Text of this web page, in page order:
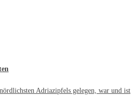
Adriazipfels gelegen, war und ist